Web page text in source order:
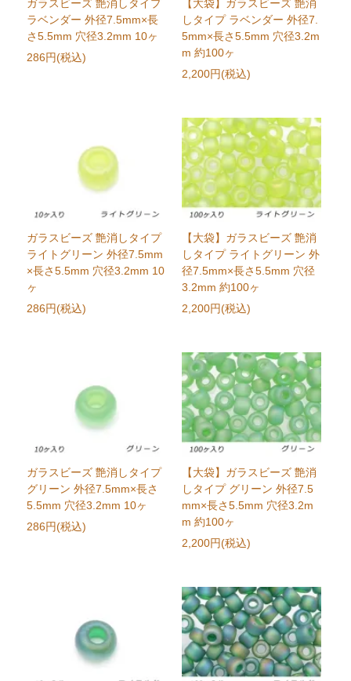
ガラスビーズ 艶消しタイプ
ラベンダー 外径7.5mm×長
さ5.5mm 穴径3.2mm 10ヶ
286円(税込)
【大袋】ガラスビーズ 艶消
しタイプ ラベンダー 外径7.
5mm×長さ5.5mm 穴径3.2m
m 約100ヶ
2,200円(税込)
ガラスビーズ 艶消しタイプ
ライトグリーン 外径7.5mm
×長さ5.5mm 穴径3.2mm 10
ヶ
286円(税込)
【大袋】ガラスビーズ 艶消
しタイプ ライトグリーン 外
径7.5mm×長さ5.5mm 穴径
3.2mm 約100ヶ
2,200円(税込)
ガラスビーズ 艶消しタイプ
グリーン 外径7.5mm×長さ
5.5mm 穴径3.2mm 10ヶ
286円(税込)
【大袋】ガラスビーズ 艶消
しタイプ グリーン 外径7.5
mm×長さ5.5mm 穴径3.2m
m 約100ヶ
2,200円(税込)